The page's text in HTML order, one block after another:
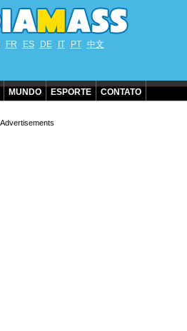
FR ES DE IT PT 中文
MUNDO ESPORTE CONTATO